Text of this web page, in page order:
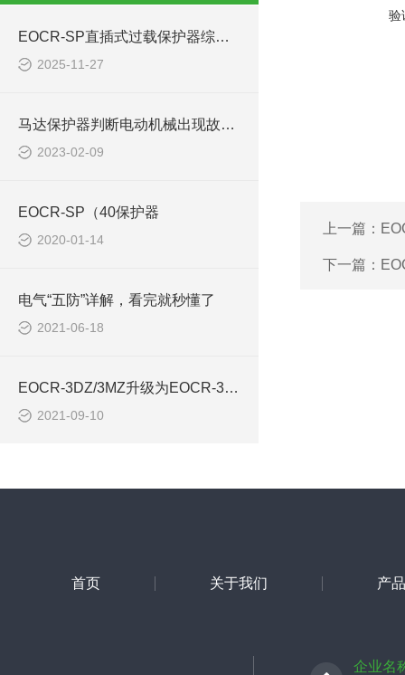
EOCR-SP直插式过载保护器综合数据
2025-11-27
马达保护器判断电动机械出现故障的原因 EOCR-SP
2023-02-09
EOCR-SP（40保护器
2020-01-14
电气“五防”详解，看完就秒懂了
2021-06-18
EOCR-3DZ/3MZ升级为EOCR-3EZ
2021-09-10
验
上一篇：
下一篇：
首页 关于我们 产
企业名